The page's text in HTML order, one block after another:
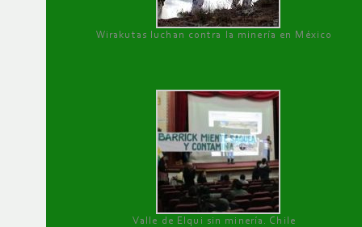
Wirakutas luchan contra la minería en México
Valle de Elqui sin minería. Chile